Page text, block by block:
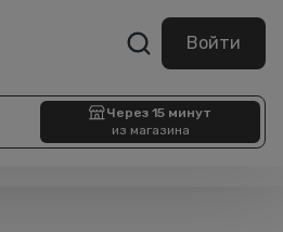
Войти
Через 15 минут
из магазина